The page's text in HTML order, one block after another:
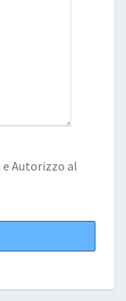
e Autorizzo al